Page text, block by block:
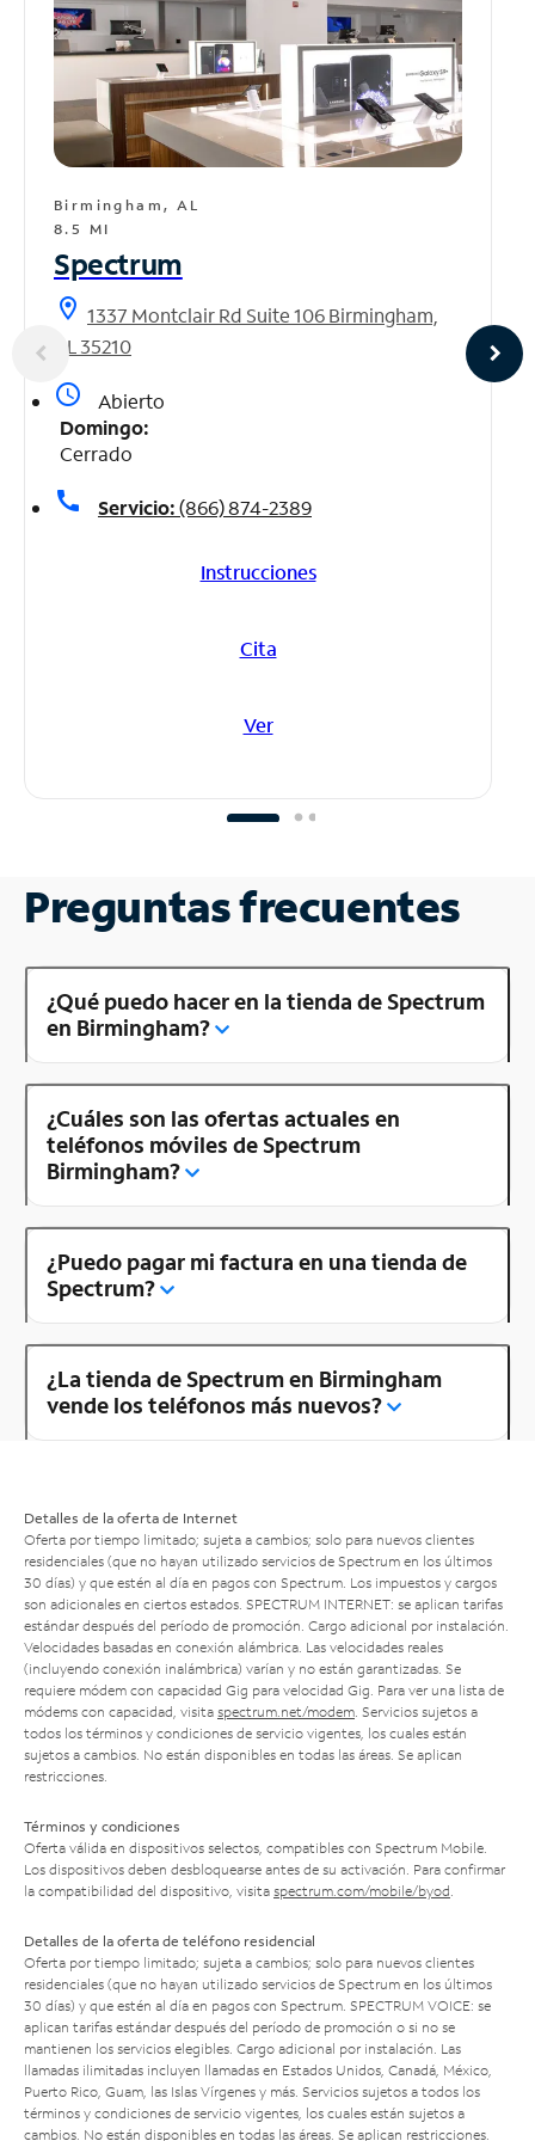
Birmingham, AL
8.5 MI
Spectrum
location_on 1337 Montclair Rd Suite 106 Birmingham,
AL 35210
access_time
Abierto
Domingo:
Cerrado
call Servicio:(866) 874-2389
Instrucciones
Cita
Ver
Preguntas frecuentes
¿Qué puedo hacer en la tienda de Spectrum
en Birmingham?
¿Cuáles son las ofertas actuales en
teléfonos móviles de Spectrum
Birmingham?
¿Puedo pagar mi factura en una tienda de
Spectrum?
¿La tienda de Spectrum en Birmingham
vende los teléfonos más nuevos?
Detalles de la oferta de Internet
Oferta por tiempo limitado; sujeta a cambios; solo para nuevos clientes
residenciales (que no hayan utilizado servicios de Spectrum en los últimos
30 días) y que estén al día en pagos con Spectrum. Los impuestos y cargos
son adicionales en ciertos estados. SPECTRUM INTERNET: se aplican tarifas
estándar después del período de promoción. Cargo adicional por instalación.
Velocidades basadas en conexión alámbrica. Las velocidades reales
(incluyendo conexión inalámbrica) varían y no están garantizadas. Se
requiere módem con capacidad Gig para velocidad Gig. Para ver una lista de
módems con capacidad, visita spectrum.net/modem . Servicios sujetos a
todos los términos y condiciones de servicio vigentes, los cuales están
sujetos a cambios. No están disponibles en todas las áreas. Se aplican
restricciones.
Términos y condiciones
Oferta válida en dispositivos selectos, compatibles con Spectrum Mobile.
Los dispositivos deben desbloquearse antes de su activación. Para confirmar
la compatibilidad del dispositivo, visita spectrum.com/mobile/byod
Detalles de la oferta de teléfono residencial
Oferta por tiempo limitado; sujeta a cambios; solo para nuevos clientes
residenciales (que no hayan utilizado servicios de Spectrum en los últimos
30 días) y que estén al día en pagos con Spectrum. SPECTRUM VOICE: se
aplican tarifas estándar después del período de promoción o si no se
mantienen los servicios elegibles. Cargo adicional por instalación. Las
llamadas ilimitadas incluyen llamadas en Estados Unidos, Canadá, México,
Puerto Rico, Guam, las Islas Vírgenes y más. Servicios sujetos a todos los
términos y condiciones de servicio vigentes, los cuales están sujetos a
cambios. No están disponibles en todas las áreas. Se aplican restricciones.